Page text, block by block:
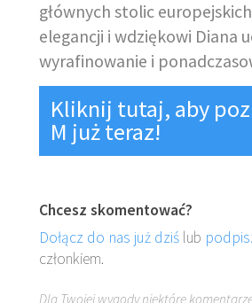
głównych stolic
elegancji i wdziękowi Diana
wyrafinowanie i
Kliknij tutaj, aby
M już teraz!
Chcesz skomentować?
Dołącz do nas już dziś lub
członkiem.
Dla Twojej wygody niektóre